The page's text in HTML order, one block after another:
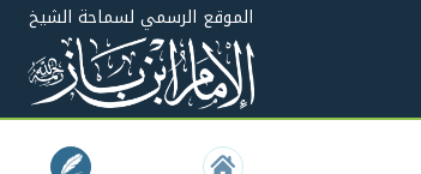
الموقع الرسمي لسماحة الشيخ